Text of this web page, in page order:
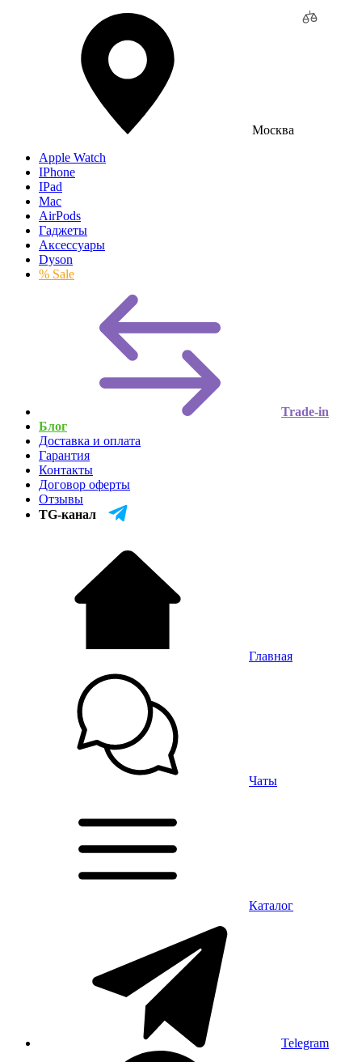
Москва
Apple Watch
IPhone
IPad
Mac
AirPods
Гаджеты
Аксессуары
Dyson
% Sale
Trade-in
Блог
Доставка и оплата
Гарантия
Контакты
Договор оферты
Отзывы
TG-канал
Главная
Чаты
Каталог
Telegram